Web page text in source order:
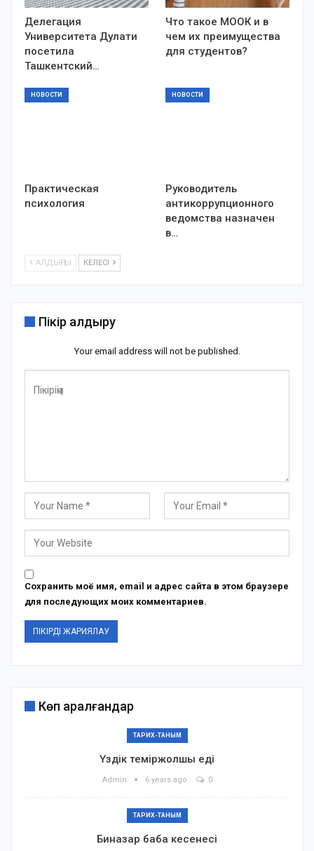
Делегация
Университета Дулати
посетила
Ташкентский…
Что такое МООК и в
чем их преимущества
для студентов?
НОВОСТИ
Практическая
психология
НОВОСТИ
Руководитель
антикоррупционного
ведомства назначен
в…
АЛДЫҢҒЫ КЕЛЕСІ
Пікір қалдыру
Your email address will not be published.
Сохранить моё имя, email и адрес сайта в этом браузере
для последующих моих комментариев.
Көп қаралғандар
ТАРИХ-ТАНЫМ
Үздік теміржолшы еді
Admin 6 years ago 0
ТАРИХ-ТАНЫМ
Биназар баба кесенесі